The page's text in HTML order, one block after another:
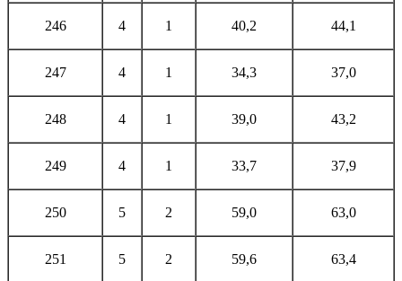
246 4 1 40,2 44,1
247 4 1 34,3 37,0
248 4 1 39,0 43,2
249 4 1 33,7 37,9
250 5 2 59,0 63,0
251 5 2 59,6 63,4